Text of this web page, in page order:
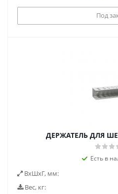
Под
ДЕРЖАТЕЛЬ ДЛЯ
Есть в
ВxШxГ, мм:
Вес, кг: